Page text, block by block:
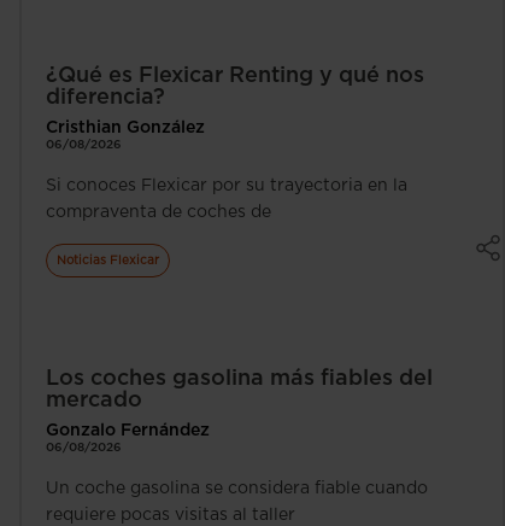
¿Qué es Flexicar Renting y qué nos
diferencia?
Cristhian González
06/08/2026
Si conoces Flexicar por su trayectoria en la
compraventa de coches de
Noticias Flexicar
Los coches gasolina más fiables del
mercado
Gonzalo Fernández
06/08/2026
Un coche gasolina se considera fiable cuando
requiere pocas visitas al taller